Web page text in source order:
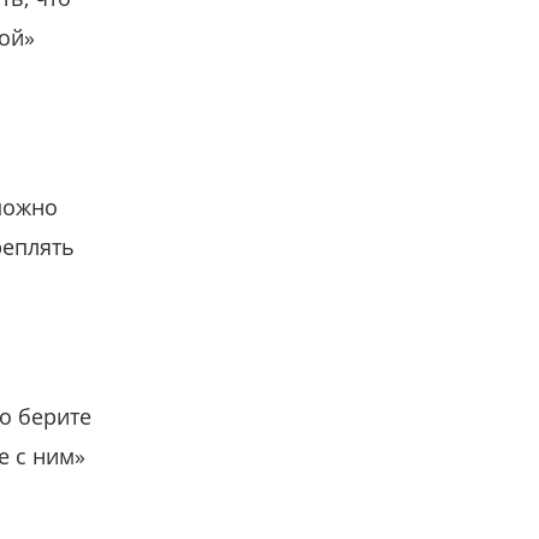
берите
с ним»